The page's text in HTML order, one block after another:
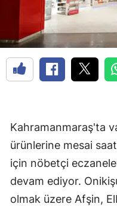
Kahramanmaraş'ta
ürünlerine mesai
için nöbetçi
devam ediyor.
olmak üzere Afşin,